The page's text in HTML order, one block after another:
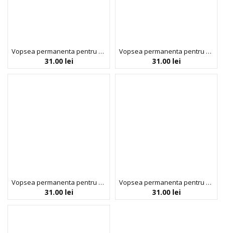
Vopsea permanenta pentru sprancene Saten Natural, fara amoniac, 100% vegana, Neva, 30 ml
31.00 lei
Vopsea permanenta pentru sprancene Blond Natural, fara amoniac, 100% vegana, Neva, 45 gr
31.00 lei
Vopsea permanenta pentru sprancene Gri Cenusiu, fara aluminiu, 100% vegana, Neva, 30 ml
31.00 lei
Vopsea permanenta pentru sprancene Negru Pur, fara amoniac, 100% vegana, Neva, 30 ml
31.00 lei